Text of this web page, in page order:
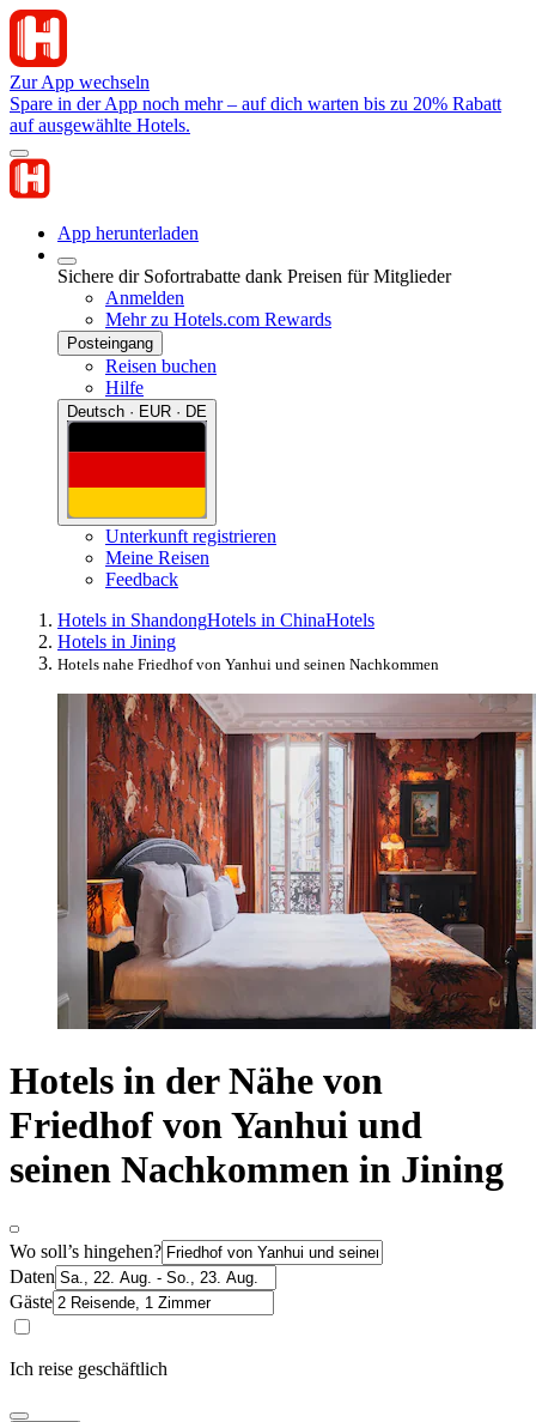
Zur App wechseln
Spare in der App noch mehr – auf dich warten bis zu 20% Rabatt
auf ausgewählte Hotels.
App herunterladen
Sichere dir Sofortrabatte dank Preisen für Mitglieder
Anmelden
Mehr zu Hotels.com Rewards
Posteingang
Reisen buchen
Hilfe
Deutsch · EUR · DE
Unterkunft registrieren
Meine Reisen
Feedback
Hotels in ShandongHotels in ChinaHotels
Hotels in Jining
Hotels nahe Friedhof von Yanhui und seinen Nachkommen
Hotels in der Nähe von
Friedhof von Yanhui und
seinen Nachkommen in Jining
Wo soll’s hingehen?
Daten
Gäste
Ich reise geschäftlich